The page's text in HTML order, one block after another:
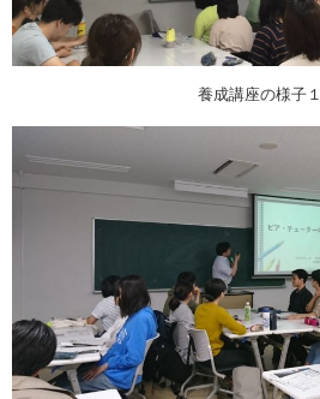
養成講座の様子１